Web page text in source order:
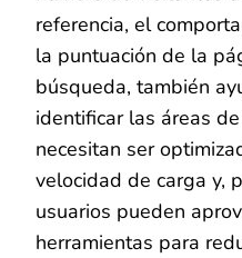
referencia, el
la puntuación de la
búsqueda, también
identificar las áreas
necesitan ser
velocidad de carga y,
usuarios pueden
herramientas para